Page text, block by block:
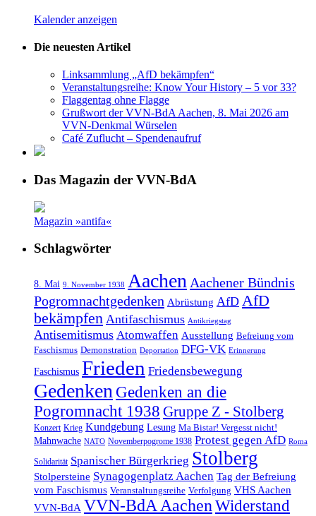
Kalender anzeigen
Die neuesten Artikel
Linksammlung „AfD bekämpfen“
Veranstaltungsreihe: Know Your History – 5 vor 33?
Flaggentag ohne Flagge
Grußwort der VVN-BdA Aachen, 8. Mai 2026 am
VVN-Denkmal Würselen
Café Zuflucht – Spendenaufruf
Das Magazin der VVN-BdA
Magazin »antifa«
Schlagwörter
8. Mai 9. November 1938 Aachen Aachener Bündnis
Pogromnachtgedenken Abrüstung AfD AfD
bekämpfen Antifaschismus Antikriegstag
Antisemitismus Atomwaffen Ausstellung Befreiung vom
Faschismus Demonstration Deportation DFG-VK Erinnerung
Faschismus Frieden Friedensbewegung
Gedenken Gedenken an die
Pogromnacht 1938 Gruppe Z - Stolberg
Konzert Krieg Kundgebung Lesung Ma Bistar! Vergesst nicht!
Mahnwache NATO Novemberpogrome 1938 Protest gegen AfD Roma
Solidarität Spanischer Bürgerkrieg Stolberg
Stolpersteine Synagogenplatz Aachen Tag der Befreiung
vom Faschismus Veranstaltungsreihe Verfolgung VHS Aachen
VVN-BdA VVN-BdA AachenWiderstand